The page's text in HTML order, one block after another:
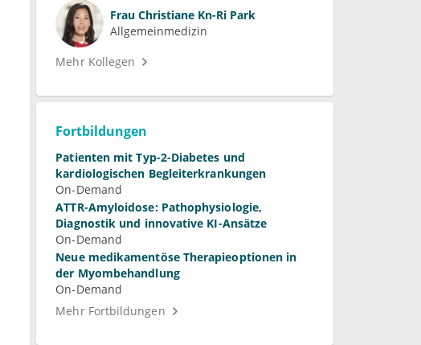
Frau Christiane Kn-Ri Park
Allgemeinmedizin
Mehr Kollegen
Fortbildungen
Patienten mit Typ-2-Diabetes und
kardiologischen Begleiterkrankungen
On-Demand
ATTR-Amyloidose: Pathophysiologie,
Diagnostik und innovative KI-Ansätze
On-Demand
Neue medikamentöse Therapieoptionen in
der Myombehandlung
On-Demand
Mehr Fortbildungen